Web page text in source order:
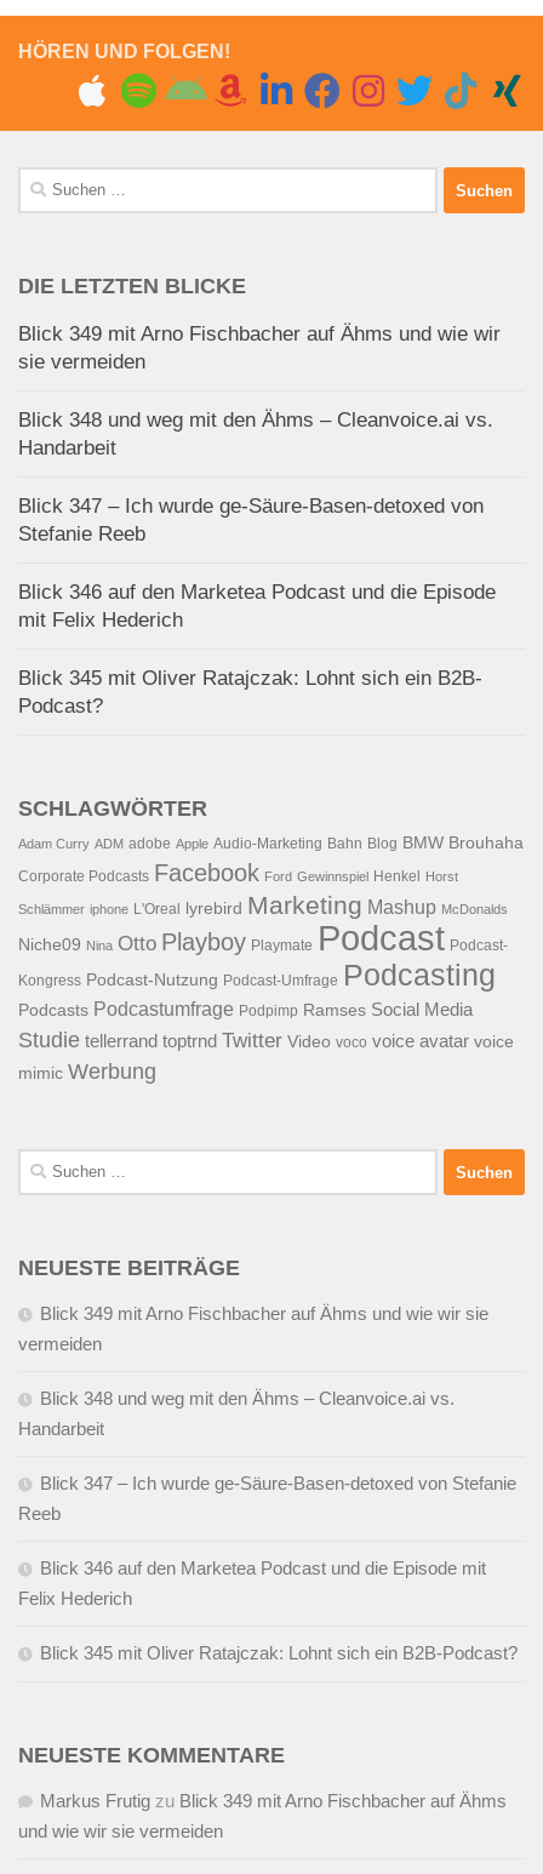
HÖREN UND FOLGEN!
Suchen
nach:
DIE LETZTEN BLICKE
Blick 349 mit Arno Fischbacher auf Ähms und wie wir
sie vermeiden
Blick 348 und weg mit den Ähms – Cleanvoice.ai vs.
Handarbeit
Blick 347 – Ich wurde ge-Säure-Basen-detoxed von
Stefanie Reeb
Blick 346 auf den Marketea Podcast und die Episode
mit Felix Hederich
Blick 345 mit Oliver Ratajczak: Lohnt sich ein B2B-
Podcast?
SCHLAGWÖRTER
Adam Curry ADM adobe Apple Audio-Marketing Bahn Blog BMW Brouhaha
Corporate Podcasts Facebook Ford Gewinnspiel Henkel Horst
Schlämmer iphone L'Oreal lyrebird Marketing Mashup McDonalds
Niche09 Nina Otto Playboy Playmate Podcast Podcast-
Kongress Podcast-Nutzung Podcast-Umfrage Podcasting
Podcasts Podcastumfrage Podpimp Ramses Social Media
Studie tellerrand toptrnd Twitter Video voco voice avatar voice
mimic Werbung
Suchen
nach:
NEUESTE BEITRÄGE
Blick 349 mit Arno Fischbacher auf Ähms und wie wir sie
vermeiden
Blick 348 und weg mit den Ähms – Cleanvoice.ai vs.
Handarbeit
Blick 347 – Ich wurde ge-Säure-Basen-detoxed von Stefanie
Reeb
Blick 346 auf den Marketea Podcast und die Episode mit
Felix Hederich
Blick 345 mit Oliver Ratajczak: Lohnt sich ein B2B-Podcast?
NEUESTE KOMMENTARE
Markus Frutig zu Blick 349 mit Arno Fischbacher auf Ähms
und wie wir sie vermeiden